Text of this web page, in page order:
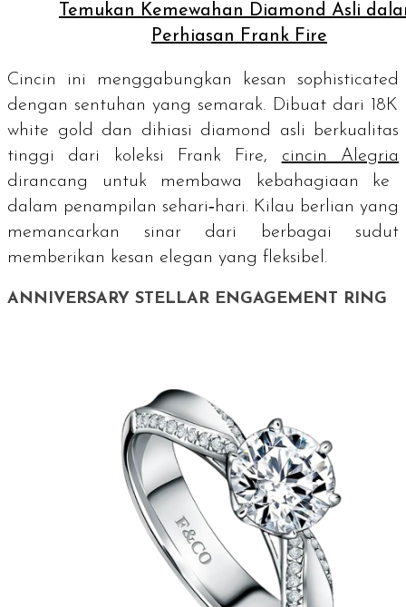
Temukan Kemewahan Diamond Asli
Perhiasan Frank Fire
Cincin ini menggabungkan kesan sophisticated
dengan sentuhan yang semarak. Dibuat dari 18K
white gold
dan dihiasi diamond
asli berkualitas
tinggi dari koleksi Frank Fire, cincin Alegria
dirancang untuk membawa kebahagiaan ke
dalam penampilan sehari‑hari. Kilau berlian yang
memancarkan sinar dari berbagai sudut
memberikan kesan elegan yang fleksibel.
ANNIVERSARY STELLAR ENGAGEMENT RING